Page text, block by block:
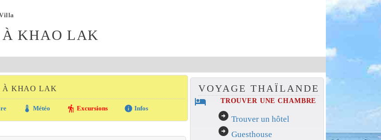
KHAO LAK
À KHAO LAK
thermostat Météo hiking Excursions info Infos
VOYAGE THAÏLANDE
hotel TROUVER UNE CHAMBRE
arrow_circle_right Trouver un hôtel
arrow_circle_right Guesthouse